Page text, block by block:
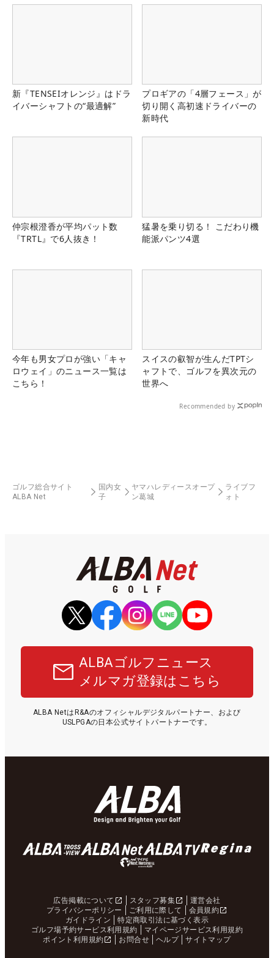
新『TENSEIオレンジ』はドラ
イバーシャフトの“最適解”
プロギアの「4層フェース」が
切り開く高初速ドライバーの
新時代
仲宗根澄香が平均パット数
『TRTL』で6人抜き！
猛暑を乗り切る！ こだわり機
能派パンツ4選
今年も男女プロが強い「キャ
ロウェイ」のニュース一覧は
こちら！
スイスの叡智が生んだTPTシ
ャフトで、ゴルフを異次元の
世界へ
Recommended by
ゴルフ総合サイト
ALBA Net
国内女
子
ヤマハレディースオープ
ン葛城
ライブフ
ォト
ALBAゴルフニュース
メルマガ登録はこちら
ALBA NetはR&Aのオフィシャルデジタルパートナー、および
USLPGAの日本公式サイトパートナーです。
広告掲載について スタッフ募集
運営会社
プライバシーポリシー
ご利用に際して
会員規約
ガイドライン
特定商取引法に基づく表示
ゴルフ場予約サービス利用規約
マイページサービス利用規約
ポイント利用規約
お問合せ ヘルプ サイトマップ